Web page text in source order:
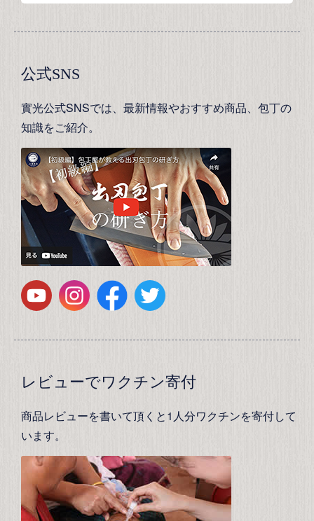
公式SNS
實光公式SNSでは、最新情報やおすすめ商品、包丁の
知識をご紹介。
レビューでワクチン寄付
商品レビューを書いて頂くと1人分ワクチンを寄付して
います。